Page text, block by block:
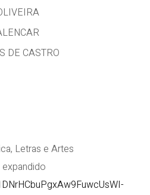
DE CASTRO
Letras e Artes